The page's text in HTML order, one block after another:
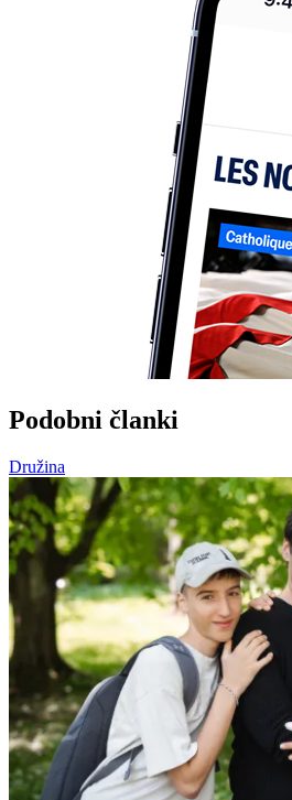
Podobni članki
Družina